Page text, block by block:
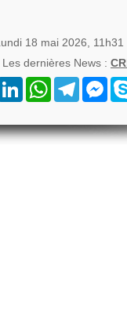
18 mai 2026,
Les dernières News :
LinkedInWhatsAppTelegram